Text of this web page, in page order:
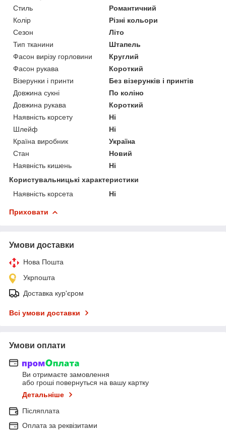
Стиль
Романтичний
Колір
Різні кольори
Сезон
Літо
Тип тканини
Штапель
Фасон вирізу горловини
Круглий
Фасон рукава
Короткий
Візерунки і принти
Без візерунків і принтів
Довжина сукні
По коліно
Довжина рукава
Короткий
Наявність корсету
Ні
Шлейф
Ні
Країна виробник
Україна
Стан
Новий
Наявність кишень
Ні
Користувальницькі характеристики
Наявність корсета
Ні
Приховати
Умови доставки
Нова Пошта
Укрпошта
Доставка кур'єром
Всі умови доставки
Умови оплати
Ви отримаєте замовлення
або гроші повернуться на вашу картку
Детальніше
Післяплата
Оплата за реквізитами